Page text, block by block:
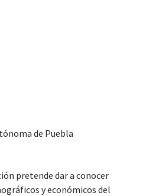
de Puebla
pretende dar a conocer
y económicos del